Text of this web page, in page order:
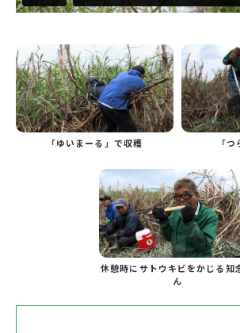
「ゆいまーる」で収穫 「
休憩時にサトウキビをかじる知
ん